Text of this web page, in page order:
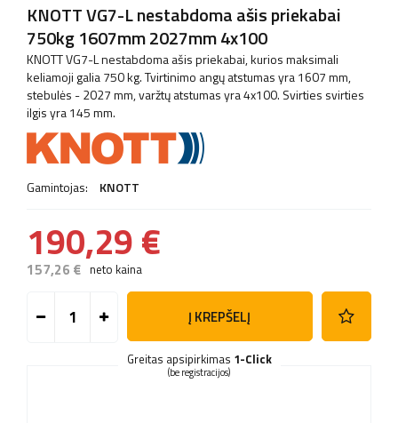
KNOTT VG7-L nestabdoma ašis priekabai
750kg 1607mm 2027mm 4x100
KNOTT VG7-L nestabdoma ašis priekabai, kurios maksimali
keliamoji galia 750 kg. Tvirtinimo angų atstumas yra 1607 mm,
stebulės - 2027 mm, varžtų atstumas yra 4x100. Svirties svirties
ilgis yra 145 mm.
Gamintojas: KNOTT
190,29 €
157,26 € neto kaina
Į KREPŠELĮ
Greitas apsipirkimas 1-Click
(be registracijos)